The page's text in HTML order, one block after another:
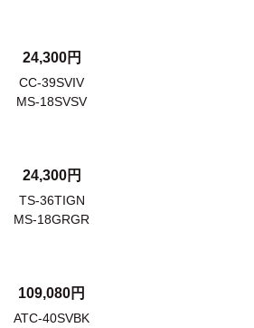
24,300円
CC-39SVIV
MS-18SVSV
24,300円
TS-36TIGN
MS-18GRGR
109,080円
ATC-40SVBK